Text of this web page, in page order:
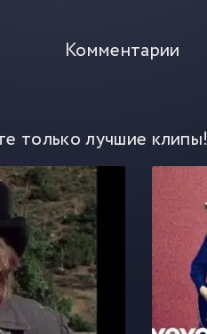
Комментарии
только лучшие клипы!